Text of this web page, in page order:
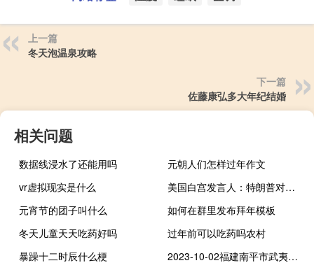
上一篇
冬天泡温泉攻略
下一篇
佐藤康弘多大年纪结婚
相关问题
数据线浸水了还能用吗
元朝人们怎样过年作文
vr虚拟现实是什么
美国白宫发言人：特朗普对真主党和以色列国防部长的评论“危险而失控”
元宵节的团子叫什么
如何在群里发布拜年模板
冬天儿童天天吃药好吗
过年前可以吃药吗农村
暴躁十二时辰什么梗
2023-10-02福建南平市武夷山市(鹿茸菇)的报价是多少